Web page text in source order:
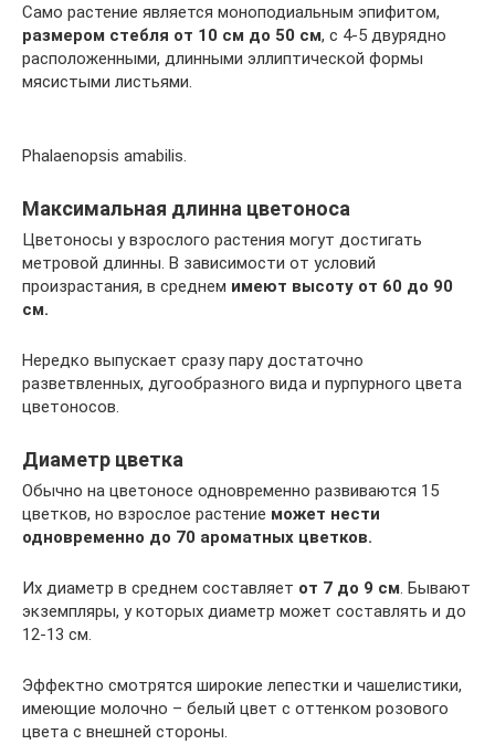
Само растение является моноподиальным эпифитом,
размером стебля от 10 см до 50 см, с 4-5 двурядно
расположенными, длинными эллиптической формы
мясистыми листьями.
Phalaenopsis amabilis.
Максимальная длинна цветоноса
Цветоносы у взрослого растения могут достигать
метровой длинны. В зависимости от условий
произрастания, в среднем имеют высоту от 60 до 90
см.
Нередко выпускает сразу пару достаточно
разветвленных, дугообразного вида и пурпурного цвета
цветоносов.
Диаметр цветка
Обычно на цветоносе одновременно развиваются 15
цветков, но взрослое растение может нести
одновременно до 70 ароматных цветков.
Их диаметр в среднем составляет от 7 до 9 см. Бывают
экземпляры, у которых диаметр может составлять и до
12-13 см.
Эффектно смотрятся широкие лепестки и чашелистики,
имеющие молочно – белый цвет с оттенком розового
цвета с внешней стороны.